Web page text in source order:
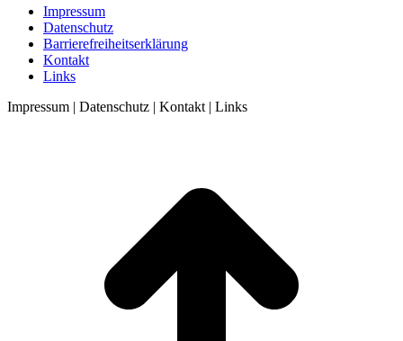
Impressum
Datenschutz
Barrierefreiheitserklärung
Kontakt
Links
Impressum | Datenschutz | Kontakt | Links